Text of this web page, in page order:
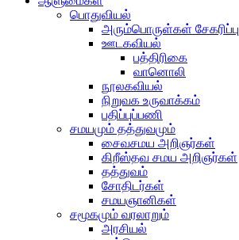
பொதுவியல்
அரும்பொருள்கள் சேகரிப்பு
ஊடகவியல்
பத்திரிகை
வானொலி
நூலகவியல்
நிறுவக உருவாக்கம்
பதிப்புப்பணி
சமயமும் தத்துவமும்
சைவசமய அறிஞர்கள்
கிறீஸ்தவ சமய அறிஞர்கள்
தத்துவம்
சோதிடர்கள்
சமயஞானிகள்
சமூகமும் வரலாறும்
அரசியல்